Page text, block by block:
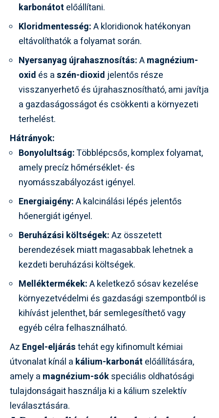
karbonátot előállítani.
Kloridmentesség:A kloridionok hatékonyan
eltávolíthatók a folyamat során.
Nyersanyag újrahasznosítás:Amagnézium-
oxid és aszén-dioxid jelentős része
visszanyerhető és újrahasznosítható, ami javítja
a gazdaságosságot és csökkenti a környezeti
terhelést.
Hátrányok:
Bonyolultság:Többlépcsős, komplex folyamat,
amely precíz hőmérséklet- és
nyomásszabályozást igényel.
Energiaigény:A kalcinálási lépés jelentős
hőenergiát igényel.
Beruházási költségek:Az összetett
berendezések miatt magasabbak lehetnek a
kezdeti beruházási költségek.
Melléktermékek:A keletkező sósav kezelése
környezetvédelmi és gazdasági szempontból is
kihívást jelenthet, bár semlegesíthető vagy
egyéb célra felhasználható.
Az Engel-eljárástehát egy kifinomult kémiai
útvonalat kínál a kálium-karbonát előállítására,
amely a magnézium-sókspeciális oldhatósági
tulajdonságait használja ki a kálium szelektív
leválasztására.